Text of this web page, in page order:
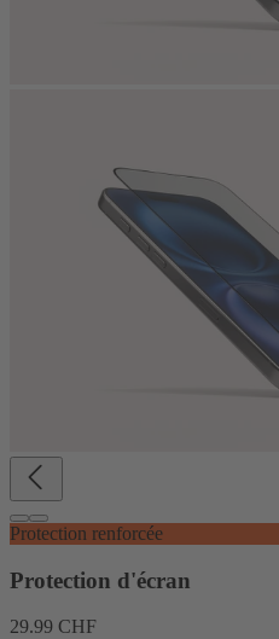
Protection renforcée
Protection d'écran
29.99 CHF